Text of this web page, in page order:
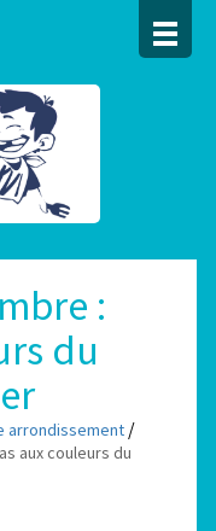
:
du
arrondissement /
aux couleurs du